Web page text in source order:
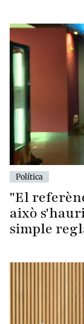
Política
"El
això
simple